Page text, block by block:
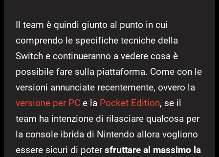
Il team è quindi giunto al punto in cui
comprendo le specifiche tecniche della
Switch e continueranno a vedere cosa è
possibile fare sulla piattaforma. Come con le
versioni annunciate recentemente, ovvero la
versione per PC e la Pocket Edition, se il
team ha intenzione di rilasciare qualcosa per
la console ibrida di Nintendo allora vogliono
essere sicuri di potersfruttare al massimo la